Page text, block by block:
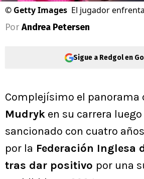
© Getty Images El jugador
Por Andrea Petersen
Sigue a Redgol en
Complejísimo el panorama
Mudryk en su carrera
sancionado con cuatro
por la Federación Inglesa
tras dar positivo por una